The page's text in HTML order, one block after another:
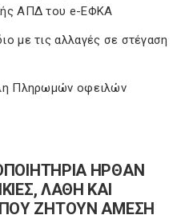
ΑΠΔ του e-ΕΦΚΑ
με τις αλλαγές σε στέγαση
Πληρωμών οφειλών
ΗΡΘΑΝ
ΛΑΘΗ ΚΑΙ
ΖΗΤΟΥΝ ΑΜΕΣΗ